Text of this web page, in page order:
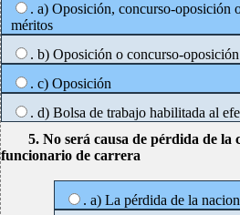
. a) Oposición, concurso-oposición
méritos
. b) Oposición o concurso-oposición
. c) Oposición
. d) Bolsa de trabajo habilitada al
5. No será causa de pérdida de la
funcionario de carrera
. a) La pérdida de la